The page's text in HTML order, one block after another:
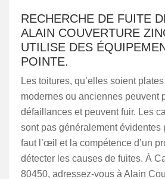
RECHERCHE DE FUITE
ALAIN COUVERTURE
UTILISE DES
POINTE.
Les toitures, qu’elles soient
modernes ou anciennes peuvent
défaillances et peuvent fuir. Les
sont pas généralement évidentes
faut l’œil et la compétence d’un
détecter les causes de fuites. À
80450, adressez-vous à Alain